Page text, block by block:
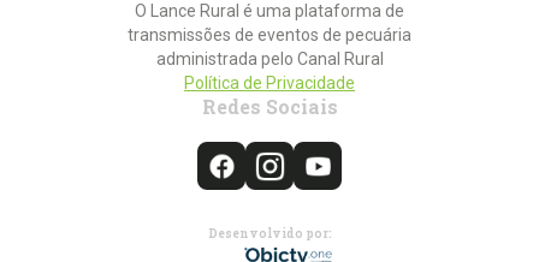
O Lance Rural é uma plataforma de
transmissões de eventos de pecuária
administrada pelo Canal Rural
Política de Privacidade
Redes Sociais
Desenvolvido por: